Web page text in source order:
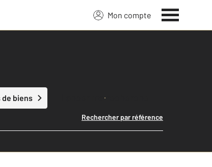
Mon compte
biens Lancer ma recherche
Rechercher par référence